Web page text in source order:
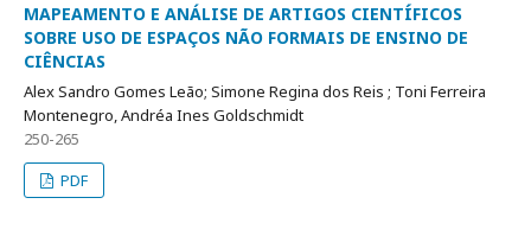
MAPEAMENTO E ANÁLISE DE ARTIGOS CIENTÍFICOS
SOBRE USO DE ESPAÇOS NÃO FORMAIS DE ENSINO DE
CIÊNCIAS
Alex Sandro Gomes Leão; Simone Regina dos Reis ; Toni Ferreira
Montenegro, Andréa Ines Goldschmidt
250-265
PDF